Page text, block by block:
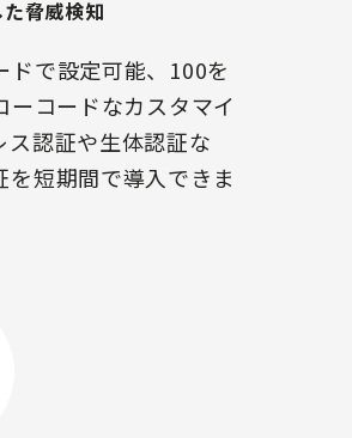
脅威検知
ドで設定可能、100を
コードなカスタマイ
ス認証や生体認証な
短期間で導入できま